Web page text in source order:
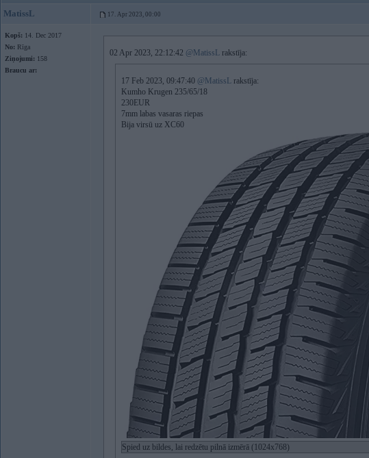
MatissL 17. Apr 2023, 00:00
Kopš: 14. Dec 2017
No: Rīga
Ziņojumi: 158
Braucu ar:
02 Apr 2023, 22:12:42 @MatissL rakstīja:
17 Feb 2023, 09:47:40 @MatissL rakstīja:
Kumho Krugen 235/65/18
230EUR
7mm labas vasaras riepas
Bija virsū uz XC60
Spied uz bildes, lai redzētu pilnā izmērā (1024x768)